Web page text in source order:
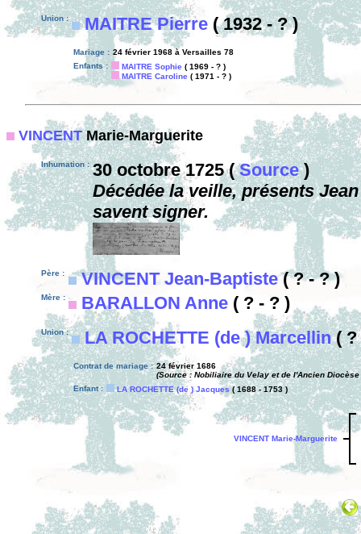
Union : MAITRE Pierre ( 1932 - ? )
Mariage : 24 février 1968 à Versailles 78
Enfants :
MAITRE Sophie ( 1969 - ? )
MAITRE Caroline ( 1971 - ? )
VINCENTMarie-Marguerite
Inhumation : 30 octobre 1725 (Source)
Décédée la veille, présents
savent signer.
Père : VINCENT Jean-Baptiste( ? - ? )
Mère : BARALLON Anne ( ? - ? )
Union : LA ROCHETTE (de ) Marcellin( ?
Contrat de mariage : 24 février 1686
(Source : Nobiliaire du Velay et de l'Ancien
Enfant :
LA ROCHETTE (de ) Jacques( 1688 - 1753 )
VINCENT Marie-Marguerite